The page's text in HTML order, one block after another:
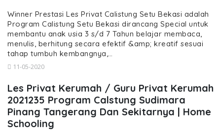
Winner Prestasi Les Privat Calistung Setu Bekasi adalah
Program Calistung Setu Bekasi dirancang Special untuk
membantu anak usia 3 s/d 7 Tahun belajar membaca,
menulis, berhitung secara efektif &amp; kreatif sesuai
tahap tumbuh kembangnya,…
11-05-2020
Les Privat Kerumah / Guru Privat Kerumah
2021235 Program Calstung Sudimara
Pinang Tangerang Dan Sekitarnya | Home
Schooling